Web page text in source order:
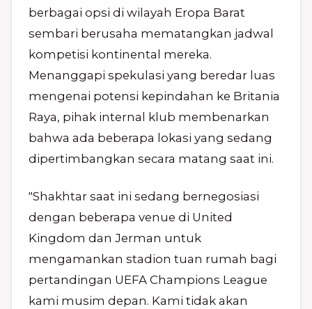
berbagai opsi di wilayah Eropa Barat
sembari berusaha mematangkan jadwal
kompetisi kontinental mereka.
Menanggapi spekulasi yang beredar luas
mengenai potensi kepindahan ke Britania
Raya, pihak internal klub membenarkan
bahwa ada beberapa lokasi yang sedang
dipertimbangkan secara matang saat ini.
"Shakhtar saat ini sedang bernegosiasi
dengan beberapa venue di United
Kingdom dan Jerman untuk
mengamankan stadion tuan rumah bagi
pertandingan UEFA Champions League
kami musim depan. Kami tidak akan